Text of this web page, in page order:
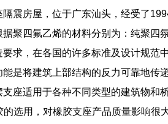
震房屋，位于广东汕头，经受了
聚四氟乙烯的材料分别为：纯聚四
求，在各国的许多标准及设计规范
是将建筑上部结构的反力可靠地传
座适用于各种不同类型的建筑物和
选用，对橡胶支座产品质量影响